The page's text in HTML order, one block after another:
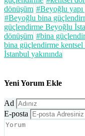
dönüşüm #Beyoğlu
#Beyoğlu bina
güçlendirme Beyoğlu
dönüşüm #bina
bina güçlendirme kentsel
İstanbul yakınında
Yeni Yorum Ekle
Ad
E-posta